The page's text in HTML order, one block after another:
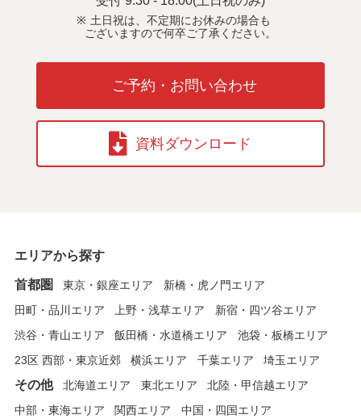
土日祝は、不定期にお休みの場合も
ございますので何卒ご了承ください。
ご予約・お問い合わせ
資料ダウンロード
エリアから探す
首都圏 東京・銀座エリア
新橋・虎ノ門エリア
田町・品川エリア
上野・浅草エリア
新宿・四ツ谷エリア
渋谷・青山エリア
飯田橋・水道橋エリア
池袋・板橋エリア
23区 西部・東京近郊
横浜エリア 千葉エリア 埼玉エリア
その他 北海道エリア 東北エリア
北陸・甲信越エリア
中部・東海エリア
関西エリア
中国・四国エリア